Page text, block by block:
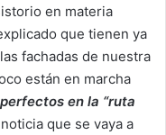
en materia
que tienen ya
fachadas de nuestra
están en marcha
en la “ruta
que se vaya a